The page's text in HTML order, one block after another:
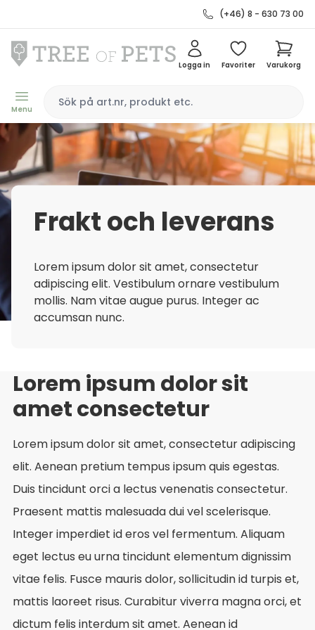
(+46) 8 - 630 73 00
Menu
Logga in Favoriter Varukorg
Frakt och leverans
Lorem ipsum dolor sit amet, consectetur
adipiscing elit. Vestibulum ornare vestibulum
mollis. Nam vitae augue purus. Integer ac
accumsan nunc.
Lorem ipsum dolor sit
amet consectetur
Lorem ipsum dolor sit amet, consectetur adipiscing
elit. Aenean pretium tempus ipsum quis egestas.
Duis tincidunt orci a lectus venenatis consectetur.
Praesent mattis malesuada dui vel scelerisque.
Integer imperdiet id eros vel fermentum. Aliquam
eget lectus eu urna tincidunt elementum dignissim
vitae felis. Fusce mauris dolor, sollicitudin id turpis et,
mattis laoreet risus. Curabitur viverra magna orci, et
dictum felis interdum sit amet. Aenean id